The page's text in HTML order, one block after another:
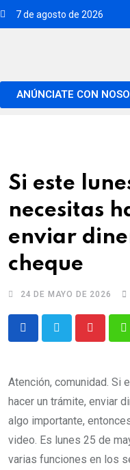
7 de agosto de 2026
ANÚNCIATE CON
Si este
necesitas
enviar
cheque
24 DE MAYO DE 2026
Atención, comunidad. Si
hacer un trámite, enviar
algo importante,
video. Es lunes 25 de
varias funciones en los